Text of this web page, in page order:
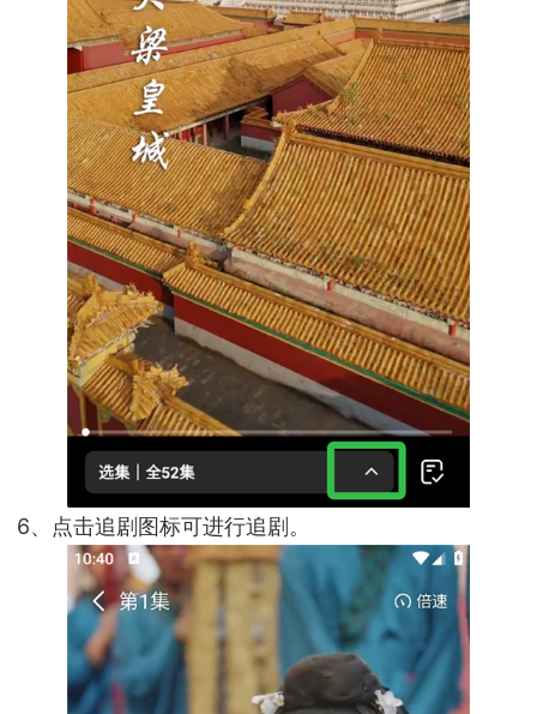
6、点击追剧图标可进行追剧。